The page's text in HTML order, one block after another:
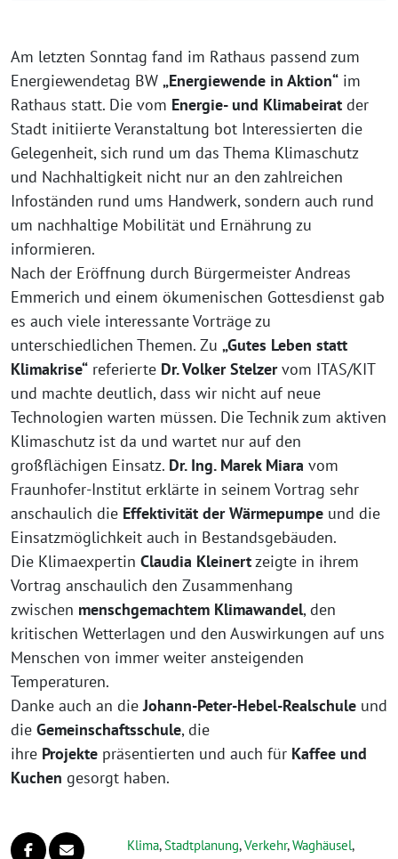
Am letzten Sonntag fand im Rathaus passend zum
Energiewendetag BW „Energiewende in Aktion“ im
Rathaus statt. Die vom Energie- und Klimabeirat der
Stadt initiierte Veranstaltung bot Interessierten die
Gelegenheit, sich rund um das Thema Klimaschutz
und Nachhaltigkeit nicht nur an den zahlreichen
Infoständen rund ums Handwerk, sondern auch rund
um nachhaltige Mobilität und Ernährung zu
informieren.
Nach der Eröffnung durch Bürgermeister Andreas
Emmerich und einem ökumenischen Gottesdienst gab
es auch viele interessante Vorträge zu
unterschiedlichen Themen. Zu „Gutes Leben statt
Klimakrise“ referierte Dr. Volker Stelzervom ITAS/KIT
und machte deutlich, dass wir nicht auf neue
Technologien warten müssen. Die Technik zum aktiven
Klimaschutz ist da und wartet nur auf den
großflächigen Einsatz. Dr. Ing. Marek Miara vom
Fraunhofer-Institut erklärte in seinem Vortrag sehr
anschaulich die Effektivität der Wärmepumpe und die
Einsatzmöglichkeit auch in Bestandsgebäuden.
Die Klimaexpertin Claudia Kleinertzeigte in ihrem
Vortrag anschaulich den Zusammenhang
zwischen menschgemachtem Klimawandel, den
kritischen Wetterlagen und den Auswirkungen auf uns
Menschen von immer weiter ansteigenden
Temperaturen.
Danke auch an dieJohann-Peter-Hebel-Realschule und
die Gemeinschaftsschule, die
ihre Projekte präsentierten und auch für Kaffee und
Kuchen gesorgt haben.
Klima,Stadtplanung,Verkehr,Waghäusel,